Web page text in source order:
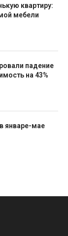
квартиру:
мебели
падение
на 43%
январе-мае